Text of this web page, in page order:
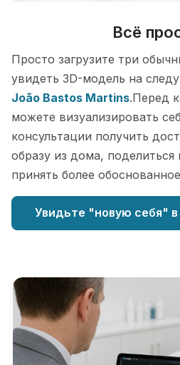
Всё
Просто загрузите три
увидеть 3D-модель на
João Bastos Martins.Перед
можете визуализировать
консультации получить
образу из дома,
принять более
Увидьте "новую себя"